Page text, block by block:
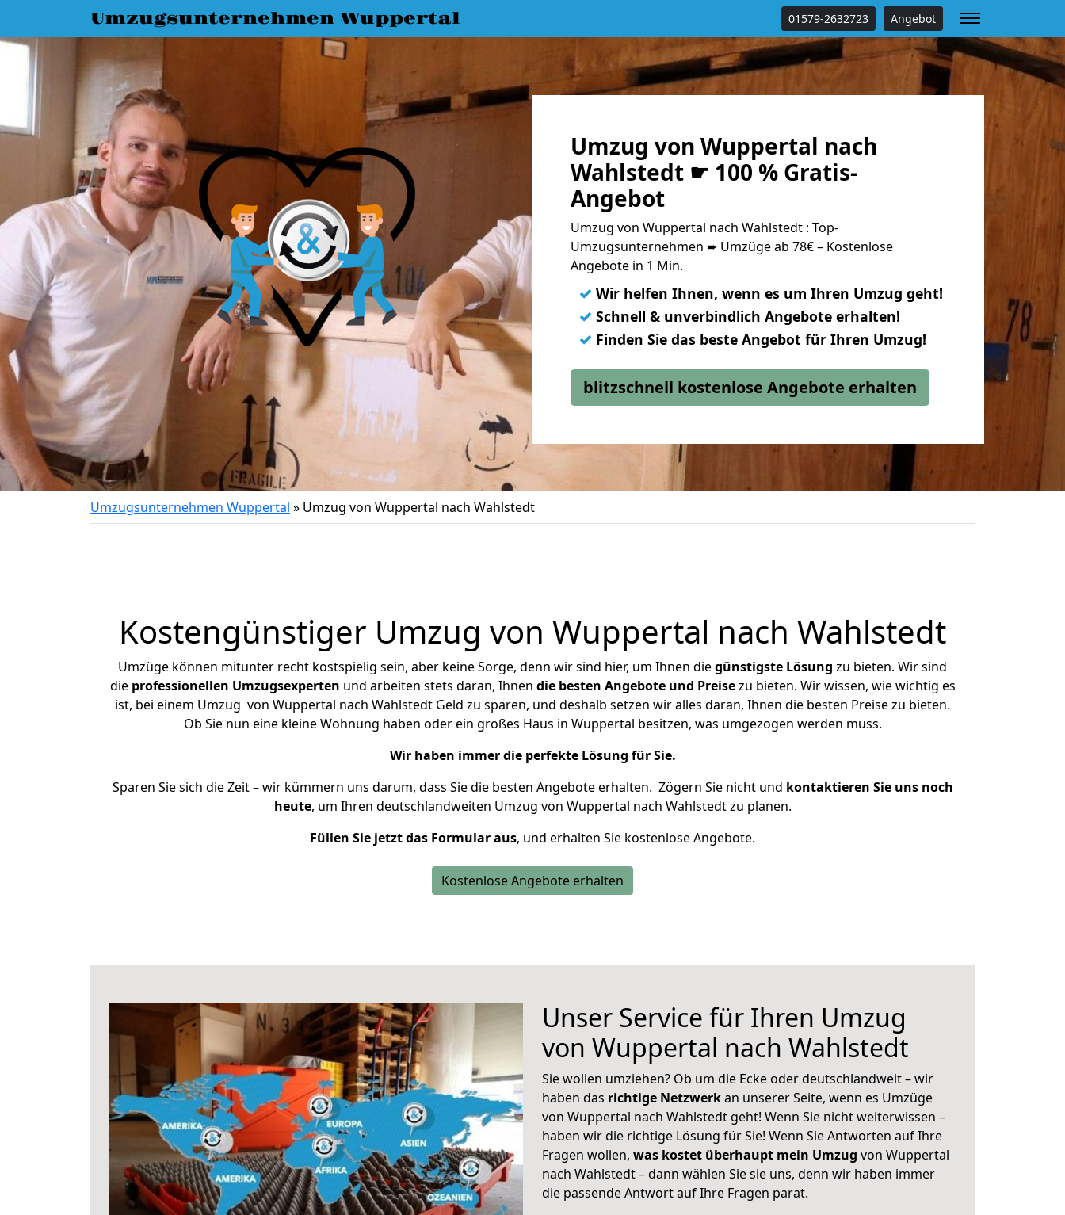
Umzugsunternehmen Wuppertal 01579-2632723 Angebot
Umzug von Wuppertal nach
Wahlstedt ☛ 100 % Gratis-
Angebot
Umzug von Wuppertal nach Wahlstedt : Top-
Umzugsunternehmen ➨ Umzüge ab 78€ – Kostenlose
Angebote in 1 Min.
✓ Wir helfen Ihnen, wenn es um Ihren Umzug geht!
✓ Schnell & unverbindlich Angebote erhalten!
✓ Finden Sie das beste Angebot für Ihren Umzug!
blitzschnell kostenlose Angebote erhalten
Umzugsunternehmen Wuppertal » Umzug von Wuppertal nach Wahlstedt
Kostengünstiger Umzug von Wuppertal nach Wahlstedt
Umzüge können mitunter recht kostspielig sein, aber keine Sorge, denn wir sind hier, um Ihnen diegünstigste Lösung zu bieten. Wir sind
die professionellen Umzugsexperten und arbeiten stets daran, Ihnen die besten Angebote und Preisezu bieten. Wir wissen, wie wichtig es
ist, bei einem Umzug von Wuppertal nach Wahlstedt Geld zu sparen, und deshalb setzen wir alles daran, Ihnen die besten Preise zu bieten.
Ob Sie nun eine kleine Wohnung haben oder ein großes Haus in Wuppertal besitzen, was umgezogen werden muss.
Wir haben immer die perfekte Lösung für Sie.
Sparen Sie sich die Zeit – wir kümmern uns darum, dass Sie die besten Angebote erhalten. Zögern Sie nicht und kontaktieren Sie uns noch
heute, um Ihren deutschlandweiten Umzug von Wuppertal nach Wahlstedt zu planen.
Füllen Sie jetzt das Formular aus, und erhalten Sie kostenlose Angebote.
Kostenlose Angebote erhalten
Unser Service für Ihren Umzug
von Wuppertal nach Wahlstedt
Sie wollen umziehen? Ob um die Ecke oder deutschlandweit – wir
haben das richtige Netzwerkan unserer Seite, wenn es Umzüge
von Wuppertal nach Wahlstedt geht! Wenn Sie nicht weiterwissen –
haben wir die richtige Lösung für Sie! Wenn Sie Antworten auf Ihre
Fragen wollen, was kostet überhaupt mein Umzug von Wuppertal
nach Wahlstedt – dann wählen Sie sie uns, denn wir haben immer
die passende Antwort auf Ihre Fragen parat.